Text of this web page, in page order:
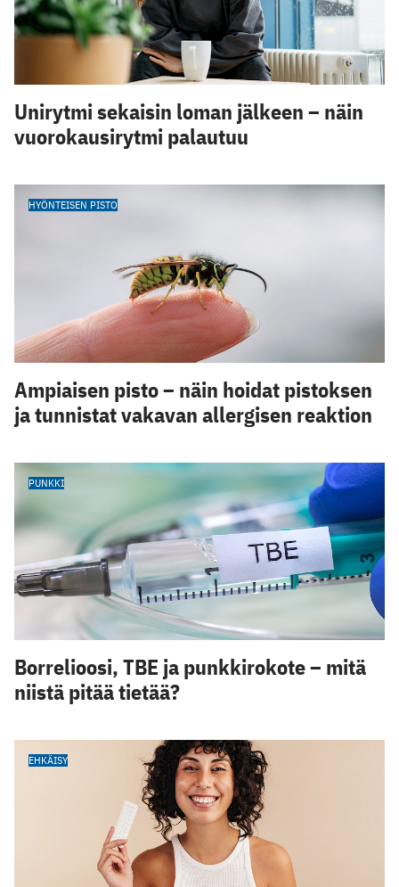
Unirytmi sekaisin loman jälkeen – näin
vuorokausirytmi palautuu
HYÖNTEISEN PISTO
Ampiaisen pisto – näin hoidat pistoksen
ja tunnistat vakavan allergisen reaktion
PUNKKI
Borrelioosi, TBE ja punkkirokote – mitä
niistä pitää tietää?
EHKÄISY